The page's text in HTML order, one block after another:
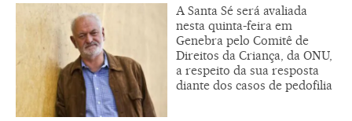
A Santa Sé será avaliada
nesta quinta-feira em
Genebra pelo Comitê de
Direitos da Criança, da ONU,
a respeito da sua resposta
diante dos casos de pedofilia